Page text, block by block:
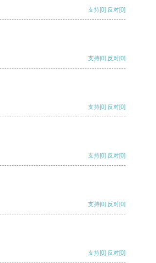
支持[0] 反对[0]
支持[0] 反对[0]
支持[0] 反对[0]
支持[0] 反对[0]
支持[0] 反对[0]
支持[0] 反对[0]